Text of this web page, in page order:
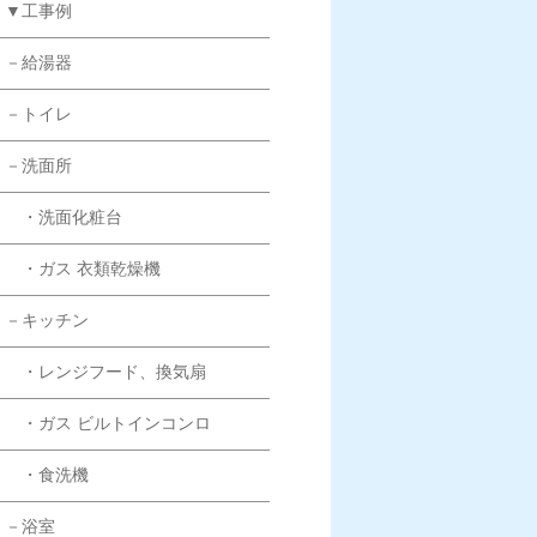
▼工事例
－給湯器
－トイレ
－洗面所
・洗面化粧台
・ガス 衣類乾燥機
－キッチン
・レンジフード、換気扇
・ガス ビルトインコンロ
・食洗機
－浴室